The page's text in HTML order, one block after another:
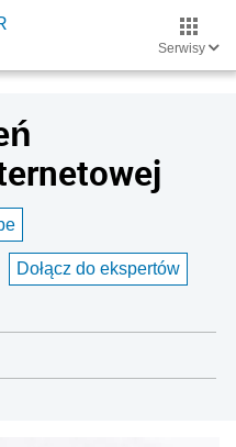
Serwisy
Dołącz do ekspertów